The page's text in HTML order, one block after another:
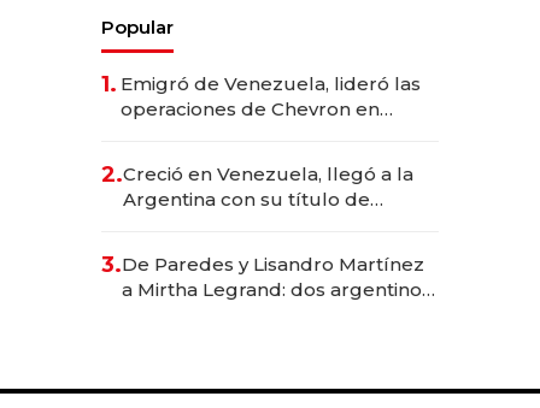
Popular
1. Emigró de Venezuela, lideró las
operaciones de Chevron en
2.Creció en Venezuela, llegó a la
Argentina con su título de
las marcas "fast premium"
3.De Paredes y Lisandro Martínez
a Mirtha Legrand: dos argentinos